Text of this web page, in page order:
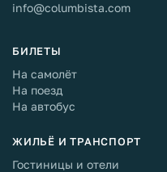
info@columbista.com
БИЛЕТЫ
На самолёт
На поезд
На автобус
ЖИЛЬЁ И ТРАНСПОРТ
Гостиницы и отели